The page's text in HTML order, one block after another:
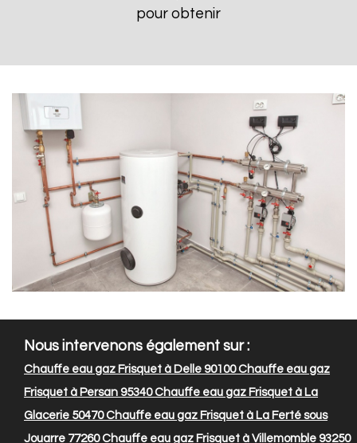
pour obtenir
Nous intervenons également sur :
Chauffe eau gaz Frisquet à Delle 90100Chauffe eau gaz
Frisquet à Persan 95340Chauffe eau gaz Frisquet à La
Glacerie 50470Chauffe eau gaz Frisquet à La Ferté sous
Jouarre 77260Chauffe eau gaz Frisquet à Villemomble 93250